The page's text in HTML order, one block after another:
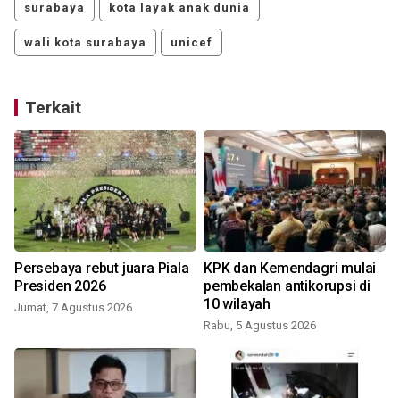
surabaya kota layak anak dunia
wali kota surabaya unicef
Terkait
Persebaya rebut juara Piala
Presiden 2026
Jumat, 7 Agustus 2026
KPK dan Kemendagri mulai
pembekalan antikorupsi di
10 wilayah
Rabu, 5 Agustus 2026